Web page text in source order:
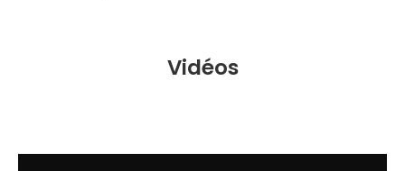
Vidéos